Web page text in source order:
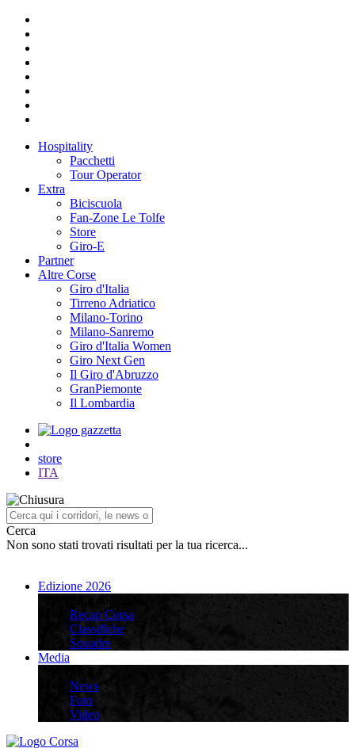
Hospitality
Pacchetti
Tour Operator
Extra
Biciscuola
Fan-Zone Le Tolfe
Store
Giro-E
Partner
Altre Corse
Giro d'Italia
Tirreno Adriatico
Milano-Torino
Milano-Sanremo
Giro d'Italia Women
Giro Next Gen
Il Giro d'Abruzzo
GranPiemonte
Il Lombardia
store
ITA
Cerca
Non sono stati trovati risultati per la tua ricerca...
Edizione 2026
Recap Corsa
Classifiche
Squadre
Media
News
Foto
Video